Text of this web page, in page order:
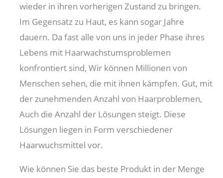
wieder in ihren vorherigen Zustand zu bringen.
Im Gegensatz zu Haut, es kann sogar Jahre
dauern. Da fast alle von uns in jeder Phase ihres
Lebens mit Haarwachstumsproblemen
konfrontiert sind, Wir können Millionen von
Menschen sehen, die mit ihnen kämpfen. Gut, mit
der zunehmenden Anzahl von Haarproblemen,
Auch die Anzahl der Lösungen steigt. Diese
Lösungen liegen in Form verschiedener
Haarwuchsmittel vor.
Wie können Sie das beste Produkt in der Menge